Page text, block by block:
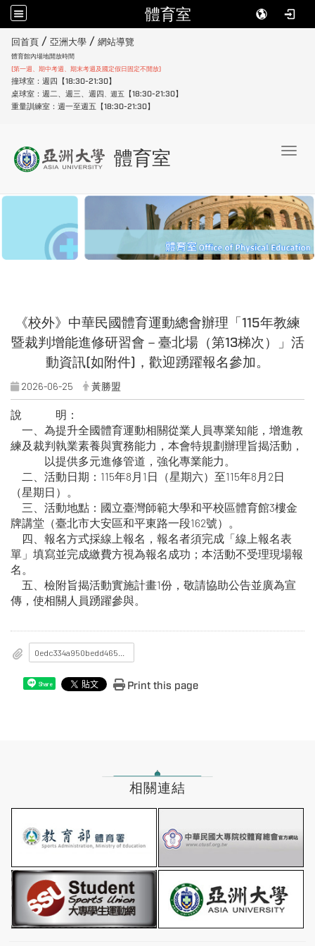
體育室
回首頁 / 亞洲大學 / 網站導覽
體育館內場地開放時間
(第一週、期中考週、期末考週及國定假日固定不開放)
撞球室：週四【18:30-21:30】
桌球室：週二、週三、週四、 週五
【18:30-21:30】
重量訓練室：週一至週五【18:30-21:30】
體育室
《校外》中華民國體育運動總會辦理「115年教練
暨裁判增能進修研習會－臺北場（第13梯次）」活
動資訊(如附件)，歡迎踴躍報名參加。
2026-06-25 黃勝盟
說 明：
一、為提升全國體育運動相關從業人員專業知能，增進教
練及裁判執業素養與實務能力，本會特規劃辦理旨揭活動，
以提供多元進修管道，強化專業能力。
二、活動日期：115年8月1日（星期六）至115年8月2日
（星期日）。
三、活動地點：國立臺灣師範大學和平校區體育館3樓金
牌講堂（臺北市大安區和平東路一段162號）。
四、報名方式採線上報名，報名者須完成「線上報名表
單」填寫並完成繳費方視為報名成功；本活動不受理現場報
名。
五、檢附旨揭活動實施計畫1份，敬請協助公告並廣為宣
傳，使相關人員踴躍參與。
Share Print this page
相關連結